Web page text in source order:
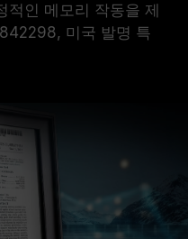
적인 메모리 작동을 제
미국 발명 특